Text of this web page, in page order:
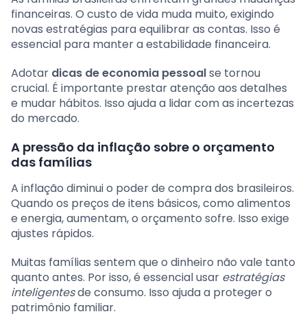
financeiras. O custo de vida muda muito, exigindo
novas estratégias para equilibrar as contas. Isso é
essencial para manter a estabilidade financeira.
Adotar dicas de economia pessoalse tornou
crucial. É importante prestar atenção aos detalhes
e mudar hábitos. Isso ajuda a lidar com as incertezas
do mercado.
A pressão da inflação sobre o orçamento
das famílias
A inflação diminui o poder de compra dos brasileiros.
Quando os preços de itens básicos, como alimentos
e energia, aumentam, o orçamento sofre. Isso exige
ajustes rápidos.
Muitas famílias sentem que o dinheiro não vale tanto
quanto antes. Por isso, é essencial usar estratégias
inteligentesde consumo. Isso ajuda a proteger o
patrimônio familiar.